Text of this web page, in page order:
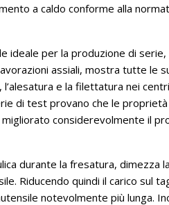
a caldo conforme alla
ideale per la produzione di
assiali, mostra tutte le
e la filettatura nei
di test provano che le
considerevolmente il
durante la fresatura, dimezza
Riducendo quindi il carico sul
notevolmente più lunga.